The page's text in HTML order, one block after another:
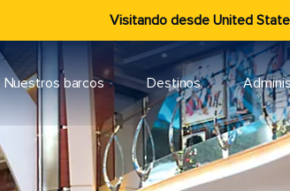
Visitando desde United
Nuestros barcos Destinos